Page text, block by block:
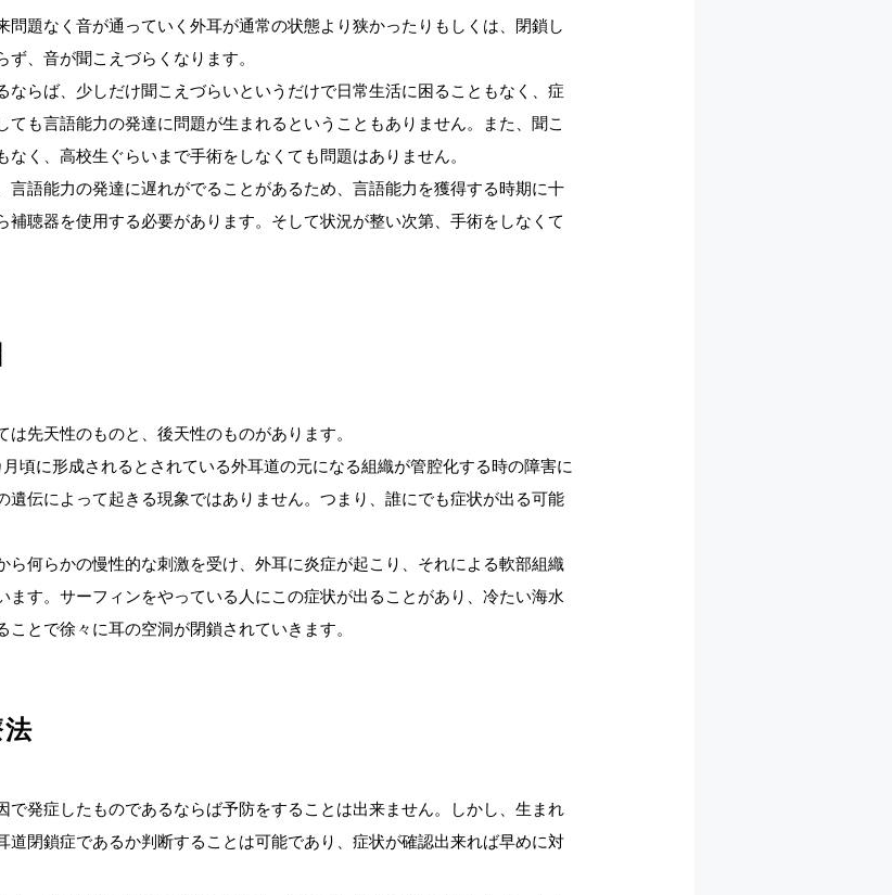
問題なく音が通っていく外耳が通常の状態より狭かったりもしくは、閉鎖し
、音が聞こえづらくなります。
ならば、少しだけ聞こえづらいというだけで日常生活に困ることもなく、症
ても言語能力の発達に問題が生まれるということもありません。また、聞こ
く、高校生ぐらいまで手術をしなくても問題はありません。
言語能力の発達に遅れがでることがあるため、言語能力を獲得する時期に十
補聴器を使用する必要があります。そして状況が整い次第、手術をしなくて
先天性のものと、後天性のものがあります。
頃に形成されるとされている外耳道の元になる組織が管腔化する時の障害に
遺伝によって起きる現象ではありません。つまり、誰にでも症状が出る可能
ら何らかの慢性的な刺激を受け、外耳に炎症が起こり、それによる軟部組織
ます。サーフィンをやっている人にこの症状が出ることがあり、冷たい海水
とで徐々に耳の空洞が閉鎖されていきます。
で発症したものであるならば予防をすることは出来ません。しかし、生まれ
道閉鎖症であるか判断することは可能であり、症状が確認出来れば早めに対